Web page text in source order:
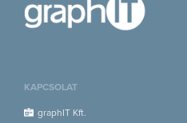
KAPCSOLAT
graphIT Kft.